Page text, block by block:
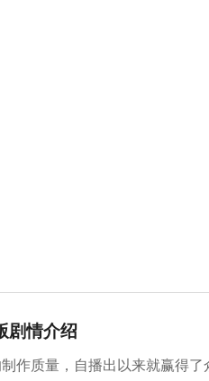
剧情介绍
作质量，自播出以来就赢得